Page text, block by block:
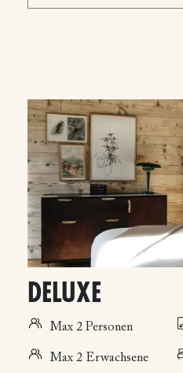
DELUXE
Max 2 Personen
Max 2 Erwachsene